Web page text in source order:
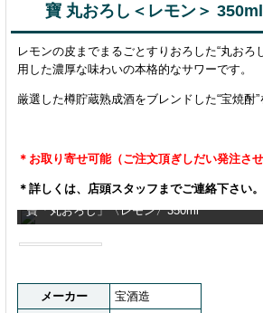
寶 丸おろし＜レモン＞ 350ml
レモンの皮までまるごとすりおろした“丸おろ
用した濃厚な味わいの本格的なサワーです。
厳選した樽貯蔵熟成酒をブレンドした“宝焼酎”
＊お取り寄せ可能（ご注文頂ぎしだい発注さ
＊詳しくは、店頭スタッフまでご連絡下さい。
寶「丸おろし」〈レモン〉350ml
メーカー
宝酒造